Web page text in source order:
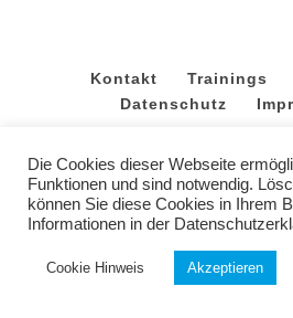
Kontakt Trainings
Datenschutz
Copyright 2022 |MIT
Die Cookies dieser Webseite
Funktionen und sind notwendig.
können Sie diese Cookies in Ihrem
Informationen in der
Cookie Hinweis Akzeptieren